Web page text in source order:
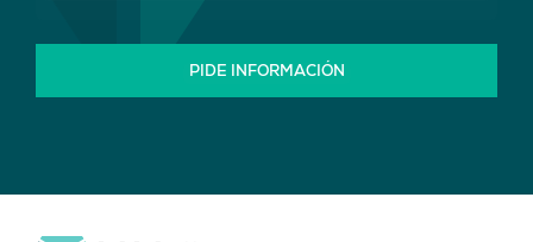
PIDE INFORMACIÓN